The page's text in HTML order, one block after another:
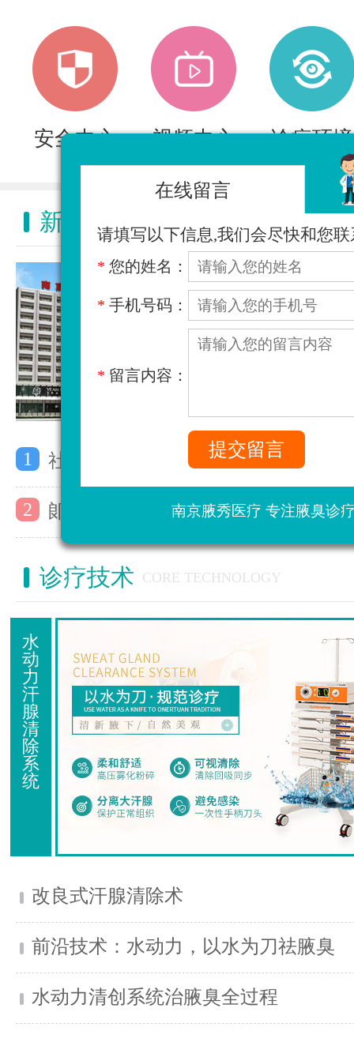
安全中心 视频中心 诊疗环境
新闻动态 NEWS ACTIVITY
1 社区活动：关注心理健康，让心灵
2 郞艺瑶主任受邀参加上海第七届全
诊疗技术 CORE TECHNOLOGY
水
动
力
汗
腺
清
除
系
统
改良式汗腺清除术
前沿技术：水动力，以水为刀祛腋臭
水动力清创系统治腋臭全过程
在线留言
请填写以下信息,我们会尽快和您联
* 您的姓名：
* 手机号码：
* 留言内容：
南京腋秀医疗 专注腋臭诊